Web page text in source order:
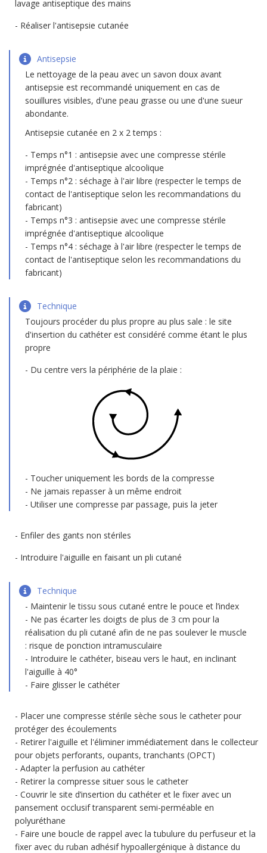
lavage antiseptique des mains
Réaliser l'antisepsie cutanée
Antisepsie
Le nettoyage de la peau avec un savon doux avant
antisepsie est recommandé uniquement en cas de
souillures visibles, d'une peau grasse ou une d'une sueur
abondante.
Antisepsie cutanée en 2 x 2 temps :
Temps n°1 : antisepsie avec une compresse stérile
imprégnée d'antiseptique alcoolique
Temps n°2 : séchage à l'air libre (respecter le temps de
contact de l'antiseptique selon les recommandations du
fabricant)
Temps n°3 : antisepsie avec une compresse stérile
imprégnée d'antiseptique alcoolique
Temps n°4 : séchage à l'air libre (respecter le temps de
contact de l'antiseptique selon les recommandations du
fabricant)
Technique
Toujours procéder du plus propre au plus sale : le site
d'insertion du cathéter est considéré comme étant le plus
propre
Du centre vers la périphérie de la plaie :
Toucher uniquement les bords de la compresse
Ne jamais repasser à un même endroit
Utiliser une compresse par passage, puis la jeter
Enfiler des gants non stériles
Introduire l'aiguille en faisant un pli cutané
Technique
Maintenir le tissu sous cutané entre le pouce et l’index
Ne pas écarter les doigts de plus de 3 cm pour la
réalisation du pli cutané afin de ne pas soulever le muscle
: risque de ponction intramusculaire
Introduire le cathéter, biseau vers le haut, en inclinant
l'aiguille à 40°
Faire glisser le cathéter
Placer une compresse stérile sèche sous le catheter pour
protéger des écoulements
Retirer l'aiguille et l'éliminer immédiatement dans le collecteur
pour objets perforants, oupants, tranchants (OPCT)
Adapter la perfusion au cathéter
Retirer la compresse situer sous le catheter
Couvrir le site d’insertion du cathéter et le fixer avec un
pansement occlusif transparent semi-perméable en
polyuréthane
Faire une boucle de rappel avec la tubulure du perfuseur et la
fixer avec du ruban adhésif hypoallergénique à distance du